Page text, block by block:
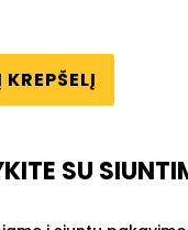
KREPŠELĮ
SU